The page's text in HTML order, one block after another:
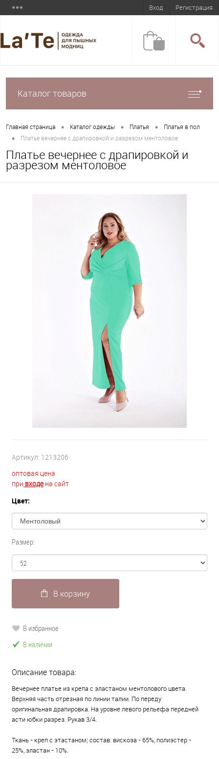
Вход Регистрация
Каталог товаров
Главная страница • Каталог одежды • Платья • Платья в пол
• Платье вечернее с драпировкой и разрезом ментоловое
Платье вечернее с драпировкой и
разрезом ментоловое
Артикул: 1213206
оптовая цена
при входена сайт
Цвет:
Размер:
В корзину
В избранное
В наличии
Описание товара:
Вечернее платье из крепа с эластаном ментолового цвета.
Верхняя часть отрезная по линии талии. По переду
оригинальная драпировка. На уровне левого рельефа передней
асти юбки разрез. Рукав 3/4.
Ткань - креп с этастаном; состав: вискоза - 65%, полиэстер -
25%, эластан - 10%.